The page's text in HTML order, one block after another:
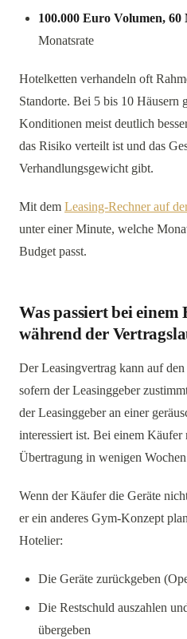
100.000 Euro Volumen, 60
Monatsrate
Hotelketten verhandeln oft
Standorte. Bei 5 bis 10 Häusern
Konditionen meist deutlich
das Risiko verteilt ist und das
Verhandlungsgewicht gibt.
Mit dem Leasing-Rechner auf
unter einer Minute, welche
Budget passt.
Was passiert bei
während der
Der Leasingvertrag kann auf
sofern der Leasinggeber
der Leasinggeber an einer
interessiert ist. Bei einem
Übertragung in wenigen
Wenn der Käufer die Geräte
er ein anderes Gym-Konzept
Hotelier:
Die Geräte zurückgeben
Die Restschuld auszahlen
übergeben